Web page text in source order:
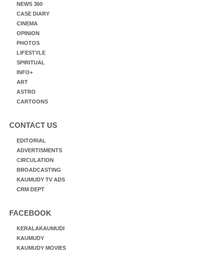
NEWS 360
CASE DIARY
CINEMA
OPINION
PHOTOS
LIFESTYLE
SPIRITUAL
INFO+
ART
ASTRO
CARTOONS
CONTACT US
EDITORIAL
ADVERTISMENTS
CIRCULATION
BROADCASTING
KAUMUDY TV ADS
CRM DEPT
FACEBOOK
KERALAKAUMUDI
KAUMUDY
KAUMUDY MOVIES